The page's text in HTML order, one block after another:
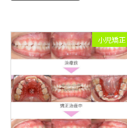
小児矯正